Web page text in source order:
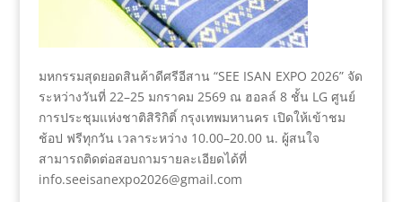
มหกรรมสุดยอดสินค้าดีศรีอีสาน “SEE ISAN EXPO 2026” จัด
ระหว่างวันที่ 22–25 มกราคม 2569 ณ ฮอลล์ 8 ชั้น LG ศูนย์
การประชุมแห่งชาติสิริกิติ์ กรุงเทพมหานคร เปิดให้เข้าชม
ช้อป ฟรีทุกวัน เวลาระหว่าง 10.00–20.00 น. ผู้สนใจ
สามารถติดต่อสอบถามรายละเอียดได้ที่
info.seeisanexpo2026@gmail.com